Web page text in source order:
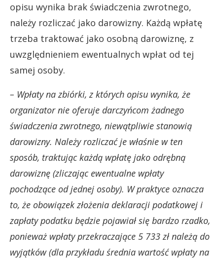
opisu wynika brak świadczenia zwrotnego,
należy rozliczać jako darowizny. Każdą wpłatę
trzeba traktować jako osobną darowiznę, z
uwzględnieniem ewentualnych wpłat od tej
samej osoby.
– Wpłaty na zbiórki, z których opisu wynika, że
organizator nie oferuje darczyńcom żadnego
świadczenia zwrotnego, niewątpliwie stanowią
darowizny. Należy rozliczać je właśnie w ten
sposób, traktując każdą wpłatę jako odrębną
darowiznę (zliczając ewentualne wpłaty
pochodzące od jednej osoby). W praktyce oznacza
to, że obowiązek złożenia deklaracji podatkowej i
zapłaty podatku będzie pojawiał się bardzo rzadko,
ponieważ wpłaty przekraczające 5 733 zł należą do
wyjątków (dla przykładu średnia wartość wpłaty na